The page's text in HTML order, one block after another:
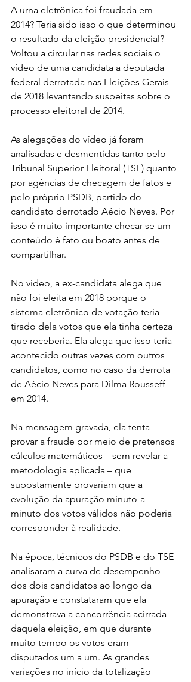
A urna eletrônica foi fraudada em
2014? Teria sido isso o que determinou
o resultado da eleição presidencial?
Voltou a circular nas redes sociais o
vídeo de uma candidata a deputada
federal derrotada nas Eleições Gerais
de 2018 levantando suspeitas sobre o
processo eleitoral de 2014.
As alegações do vídeo já foram
analisadas e desmentidas tanto pelo
Tribunal Superior Eleitoral (TSE) quanto
por agências de checagem de fatos e
pelo próprio PSDB, partido do
candidato derrotado Aécio Neves. Por
isso é muito importante checar se um
conteúdo é fato ou boato antes de
compartilhar.
No vídeo, a ex-candidata alega que
não foi eleita em 2018 porque o
sistema eletrônico de votação teria
tirado dela votos que ela tinha certeza
que receberia. Ela alega que isso teria
acontecido outras vezes com outros
candidatos, como no caso da derrota
de Aécio Neves para Dilma Rousseff
em 2014.
Na mensagem gravada, ela tenta
provar a fraude por meio de pretensos
cálculos matemáticos – sem revelar a
metodologia aplicada – que
supostamente provariam que a
evolução da apuração minuto-a-
minuto dos votos válidos não poderia
corresponder à realidade.
Na época, técnicos do PSDB e do TSE
analisaram a curva de desempenho
dos dois candidatos ao longo da
apuração e constataram que ela
demonstrava a concorrência acirrada
daquela eleição, em que durante
muito tempo os votos eram
disputados um a um. As grandes
variações no início da totalização